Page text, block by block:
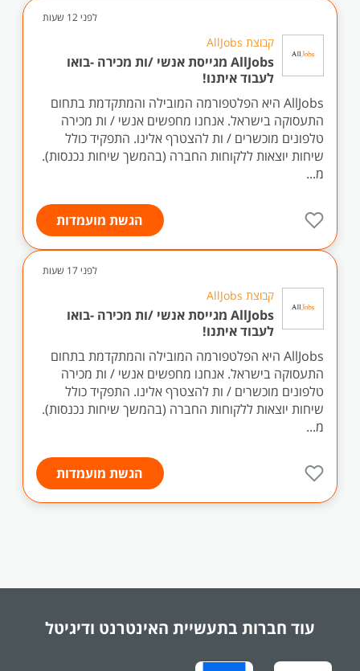
לפני 12 שעות
קבוצת AllJobs
AllJobs מגייסת אנשי /ות מכירה -בואו
לעבוד איתנו!
AllJobs היא הפלטפורמה המובילה והמתקדמת בתחום
התעסוקה בישראל. אנחנו מחפשים אנשי / ות מכירה
טלפונים מוכשרים / ות להצטרף אלינו. התפקיד כולל
שיחות יוצאות ללקוחות החברה (בהמשך שיחות נכנסות).
מ...
הגשת מועמדות
לפני 17 שעות
קבוצת AllJobs
AllJobs מגייסת אנשי /ות מכירה -בואו
לעבוד איתנו!
AllJobs היא הפלטפורמה המובילה והמתקדמת בתחום
התעסוקה בישראל. אנחנו מחפשים אנשי / ות מכירה
טלפונים מוכשרים / ות להצטרף אלינו. התפקיד כולל
שיחות יוצאות ללקוחות החברה (בהמשך שיחות נכנסות).
מ...
הגשת מועמדות
עוד חברות בתעשיית האינטרנט ודיגיטל